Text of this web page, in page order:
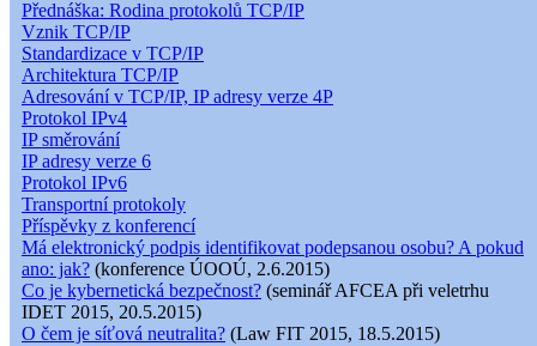
Přednáška: Rodina protokolů TCP/IP
Vznik TCP/IP
Standardizace v TCP/IP
Architektura TCP/IP
Adresování v TCP/IP, IP adresy verze 4P
Protokol IPv4
IP směrování
IP adresy verze 6
Protokol IPv6
Transportní protokoly
Příspěvky z konferencí
Má elektronický podpis identifikovat podepsanou osobu? A pokud
ano: jak? (konference ÚOOÚ, 2.6.2015)
Co je kybernetická bezpečnost? (seminář AFCEA při veletrhu
IDET 2015, 20.5.2015)
O čem je síťová neutralita? (Law FIT 2015, 18.5.2015)